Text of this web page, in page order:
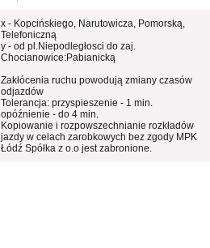
x - Kopcińskiego, Narutowicza, Pomorską,
Telefoniczną
y - od pl.Niepodległosci do zaj.
Chocianowice:Pabianicką
Zakłócenia ruchu powodują zmiany czasów
odjazdów
Tolerancja: przyspieszenie - 1 min.
opóźnienie - do 4 min.
Kopiowanie i rozpowszechnianie rozkładów
jazdy w celach zarobkowych bez zgody MPK
Łódź Spółka z o.o jest zabronione.